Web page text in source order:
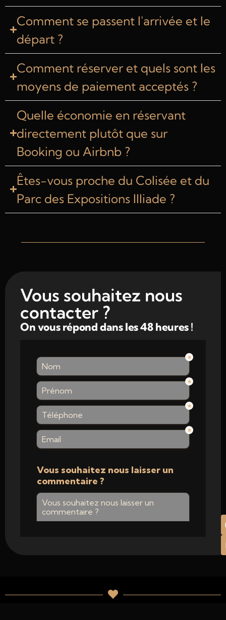
Comment se passent l'arrivée et le
départ ?
Comment réserver et quels sont les
moyens de paiement acceptés ?
Quelle économie en réservant
directement plutôt que sur
Booking ou Airbnb ?
Êtes-vous proche du Colisée et du
Parc des Expositions Illiade ?
Vous souhaitez nous
contacter ?
On vous répond dans les 48 heures !